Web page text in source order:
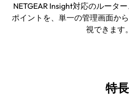
NETGEAR Insight対応のルータ
ポイントを、単一の管理画面か
視できます。
特長